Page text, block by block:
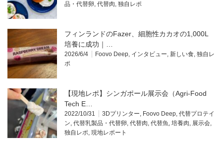
品・代替卵, 代替肉, 独自レポ
フィンランドのFazer、細胞性カカオの1,000L
培養に成功｜…
2026/6/4 Foovo Deep, インタビュー, 新しい食, 独自レ
ポ
【現地レポ】シンガポール展示会（Agri-Food
Tech E…
2022/10/31 3Dプリンター, Foovo Deep, 代替プロテイ
ン, 代替乳製品・代替卵, 代替肉, 代替魚, 培養肉, 展示会,
独自レポ, 現地レポート